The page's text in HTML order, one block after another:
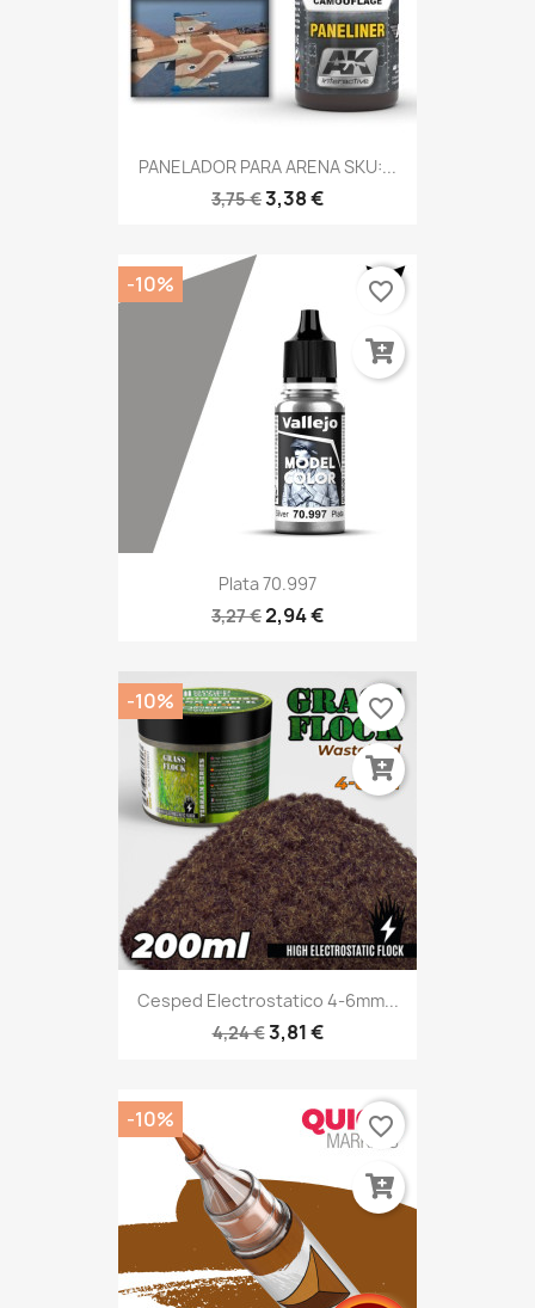
PANELADOR PARA ARENA SKU:...
3,75 €3,38 €
Plata 70.997
3,27 €2,94 €
-10% favorite_border
Cesped Electrostatico 4-6mm...
4,24 €3,81 €
-10% favorite_border
-10% favorite_border